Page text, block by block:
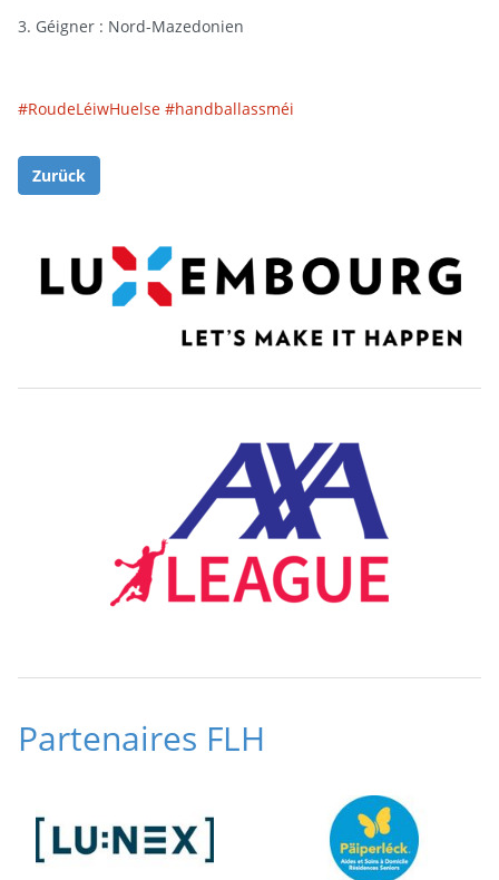
3. Géigner : Nord-Mazedonien
#RoudeLéiwHuelse #handballassméi
Zurück
Partenaires FLH